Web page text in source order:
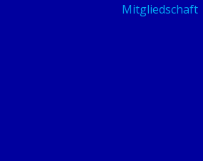
Mitgliedschaft